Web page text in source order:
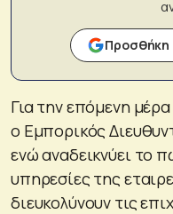
Προσθήκη
Για την επόμενη
ο Εμπορικός
ενώ αναδεικνύει το
υπηρεσίες της
διευκολύνουν τις